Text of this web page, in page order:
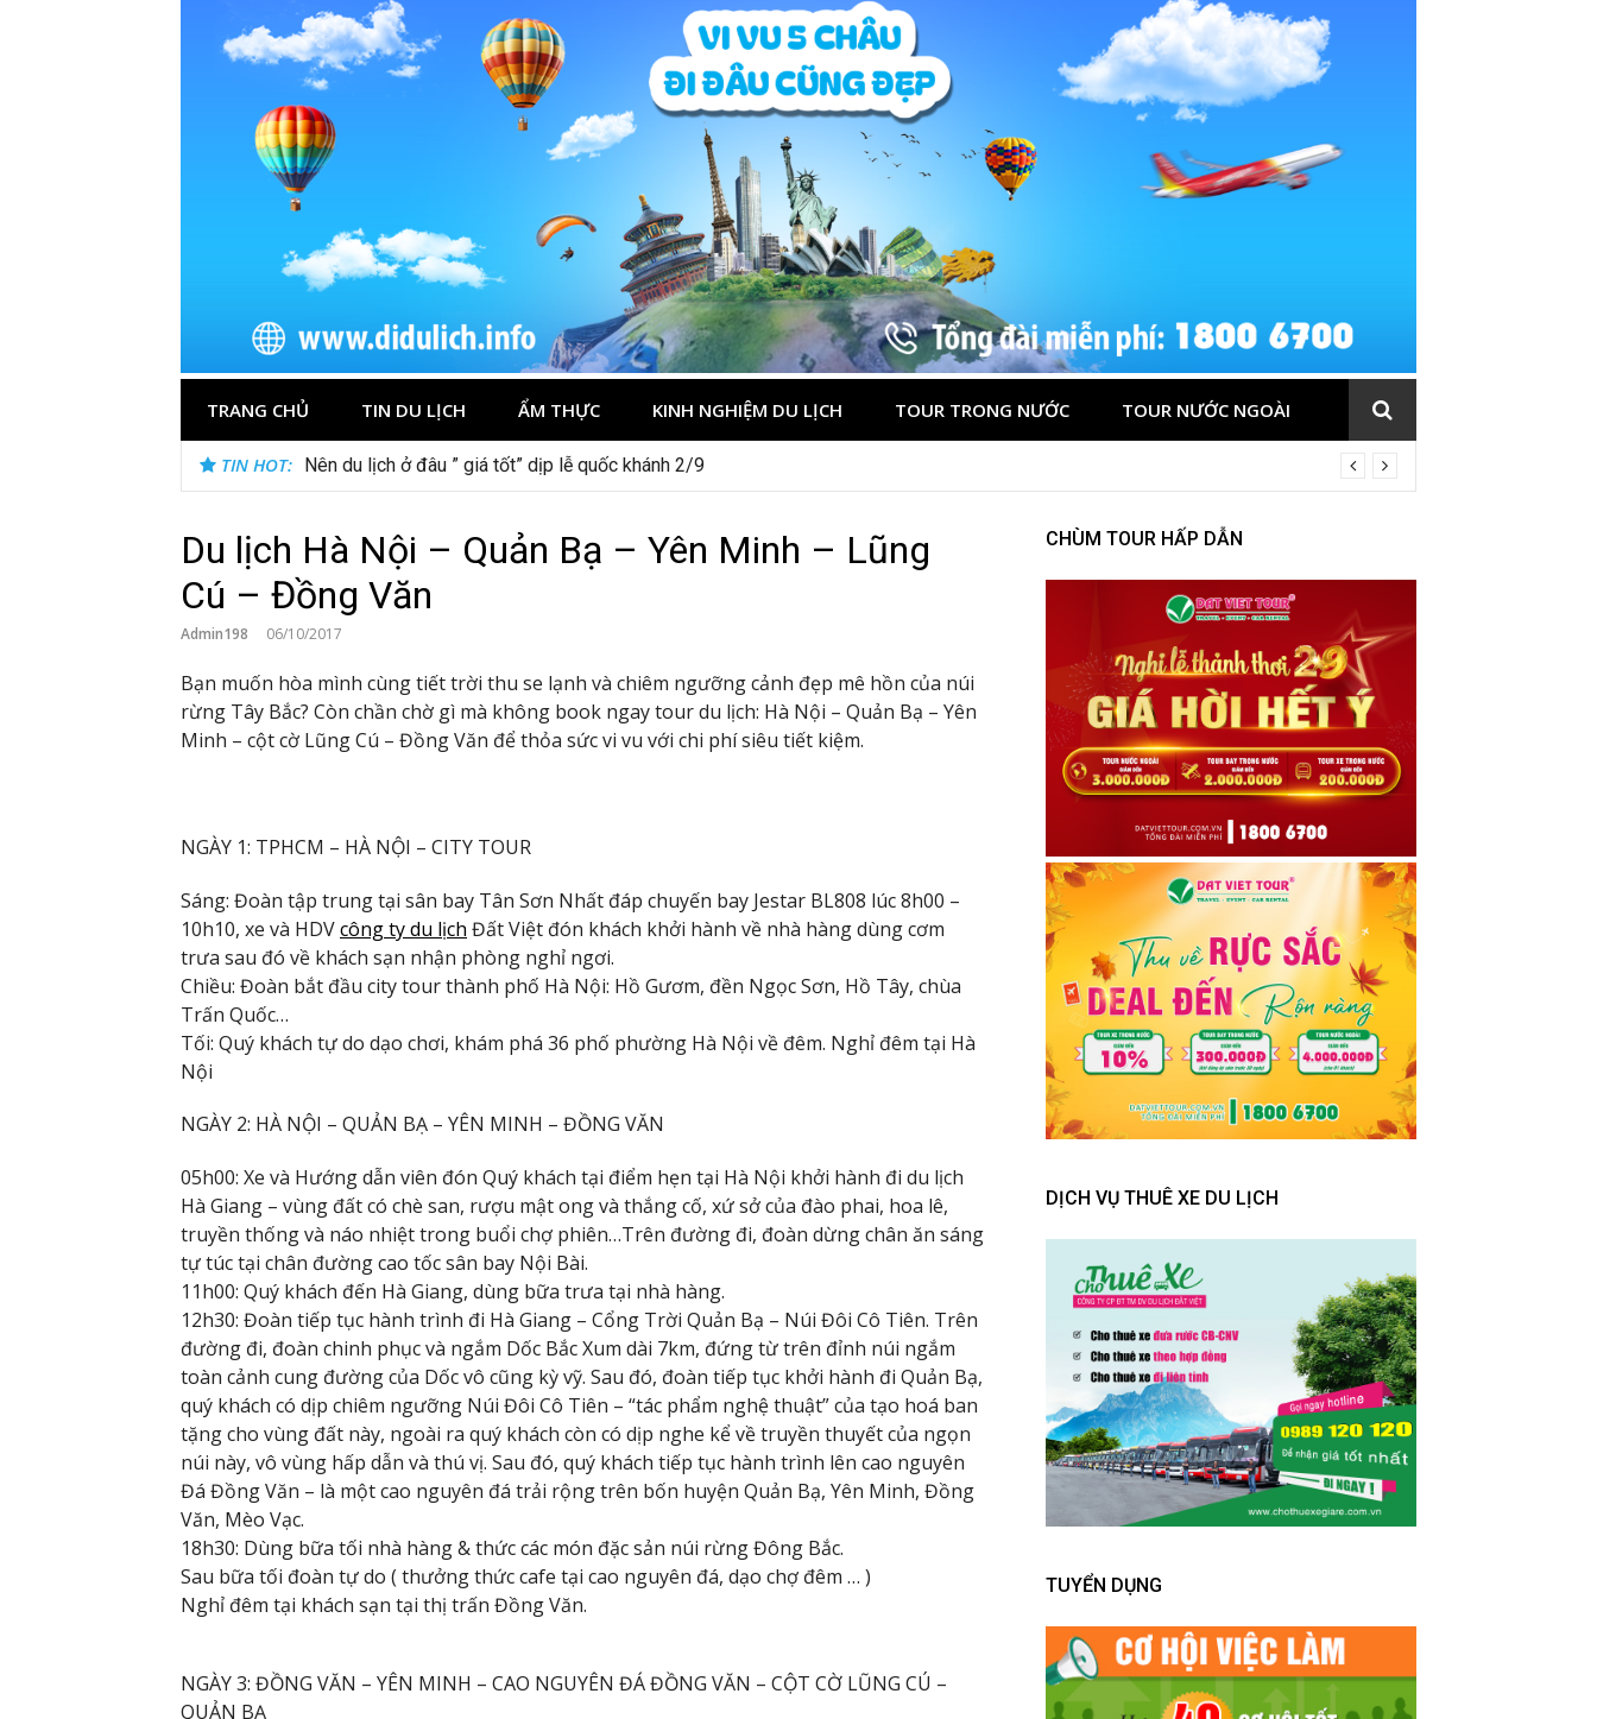
TRANG CHỦ TIN DU LỊCH ẨM THỰC KINH NGHIỆM DU LỊCH TOUR TRONG NƯỚC TOUR NƯỚC NGOÀI
TIN HOT: Nên du lịch ở đâu ” giá tốt” dịp lễ quốc khánh 2/9
Du lịch Hà Nội – Quản Bạ – Yên Minh – Lũng
Cú – Đồng Văn
Admin198 06/10/2017
Bạn muốn hòa mình cùng tiết trời thu se lạnh và chiêm ngưỡng cảnh đẹp mê hồn của núi
rừng Tây Bắc? Còn chần chờ gì mà không book ngay tour du lịch: Hà Nội – Quản Bạ – Yên
Minh – cột cờ Lũng Cú – Đồng Văn để thỏa sức vi vu với chi phí siêu tiết kiệm.
NGÀY 1: TPHCM – HÀ NỘI – CITY TOUR
Sáng: Đoàn tập trung tại sân bay Tân Sơn Nhất đáp chuyến bay Jestar BL808 lúc 8h00 –
10h10, xe và HDVcông ty du lịch Đất Việt đón khách khởi hành về nhà hàng dùng cơm
trưa sau đó về khách sạn nhận phòng nghỉ ngơi.
Chiều: Đoàn bắt đầu city tour thành phố Hà Nội: Hồ Gươm, đền Ngọc Sơn, Hồ Tây, chùa
Trấn Quốc…
Tối: Quý khách tự do dạo chơi, khám phá 36 phố phường Hà Nội về đêm. Nghỉ đêm tại Hà
Nội
NGÀY 2: HÀ NỘI – QUẢN BẠ – YÊN MINH – ĐỒNG VĂN
05h00: Xe và Hướng dẫn viên đón Quý khách tại điểm hẹn tại Hà Nội khởi hành đi du lịch
Hà Giang – vùng đất có chè san, rượu mật ong và thắng cố, xứ sở của đào phai, hoa lê,
truyền thống và náo nhiệt trong buổi chợ phiên…Trên đường đi, đoàn dừng chân ăn sáng
tự túc tại chân đường cao tốc sân bay Nội Bài.
11h00: Quý khách đến Hà Giang, dùng bữa trưa tại nhà hàng.
12h30: Đoàn tiếp tục hành trình đi Hà Giang – Cổng Trời Quản Bạ – Núi Đôi Cô Tiên. Trên
đường đi, đoàn chinh phục và ngắm Dốc Bắc Xum dài 7km, đứng từ trên đỉnh núi ngắm
toàn cảnh cung đường của Dốc vô cũng kỳ vỹ. Sau đó, đoàn tiếp tục khởi hành đi Quản Bạ,
quý khách có dịp chiêm ngưỡng Núi Đôi Cô Tiên – “tác phẩm nghệ thuật” của tạo hoá ban
tặng cho vùng đất này, ngoài ra quý khách còn có dịp nghe kể về truyền thuyết của ngọn
núi này, vô vùng hấp dẫn và thú vị. Sau đó, quý khách tiếp tục hành trình lên cao nguyên
Đá Đồng Văn – là một cao nguyên đá trải rộng trên bốn huyện Quản Bạ, Yên Minh, Đồng
Văn, Mèo Vạc.
18h30: Dùng bữa tối nhà hàng & thức các món đặc sản núi rừng Đông Bắc.
Sau bữa tối đoàn tự do ( thưởng thức cafe tại cao nguyên đá, dạo chợ đêm … )
Nghỉ đêm tại khách sạn tại thị trấn Đồng Văn.
NGÀY 3: ĐỒNG VĂN – YÊN MINH – CAO NGUYÊN ĐÁ ĐỒNG VĂN – CỘT CỜ LŨNG CÚ –
QUẢN BẠ
CHÙM TOUR HẤP DẪN
DỊCH VỤ THUÊ XE DU LỊCH
TUYỂN DỤNG